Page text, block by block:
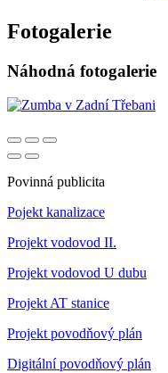
Fotogalerie
Náhodná fotogalerie
Povinná publicita
Pojekt kanalizace
Projekt vodovod II.
Projekt vodovod U dubu
Projekt AT stanice
Projekt povodňový plán
Digitální povodňový plán